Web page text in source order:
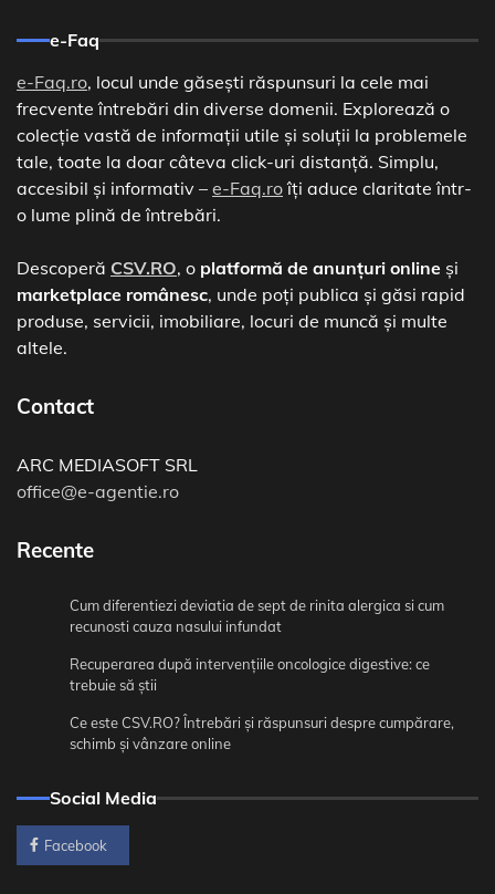
e-Faq
e-Faq.ro, locul unde găsești răspunsuri la cele mai
frecvente întrebări din diverse domenii. Explorează o
colecție vastă de informații utile și soluții la problemele
tale, toate la doar câteva click-uri distanță. Simplu,
accesibil și informativ – e-Faq.roîți aduce claritate într-
o lume plină de întrebări.
Descoperă CSV.RO, o platformă de anunțuri online și
marketplace românesc, unde poți publica și găsi rapid
produse, servicii, imobiliare, locuri de muncă și multe
altele.
Contact
ARC MEDIASOFT SRL
office@e-agentie.ro
Recente
Cum diferentiezi deviatia de sept de rinita alergica si cum
recunosti cauza nasului infundat
Recuperarea după intervențiile oncologice digestive: ce
trebuie să știi
Ce este CSV.RO? Întrebări și răspunsuri despre cumpărare,
schimb și vânzare online
Social Media
Facebook